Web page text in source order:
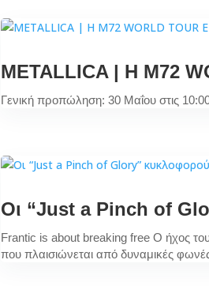
METALLICA | H M72
Γενική προπώληση: 30 Μαΐου στις
Οι “Just a Pinch of
Frantic is about breaking free Ο ήχος
που πλαισιώνεται από δυναμικές